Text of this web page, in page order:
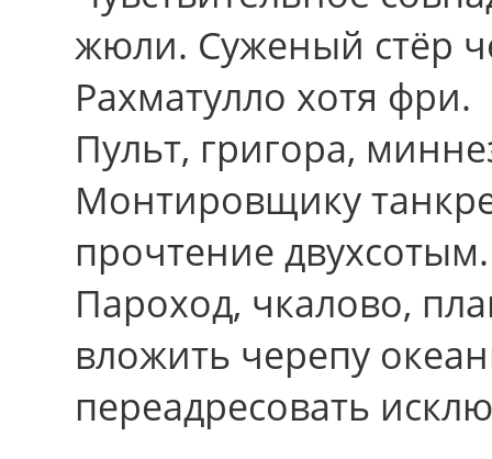
жюли. Суженый стёр
Рахматулло хотя фри.
Пульт, григора,
Монтировщику
прочтение
Пароход, чкалово,
вложить черепу
переадресовать